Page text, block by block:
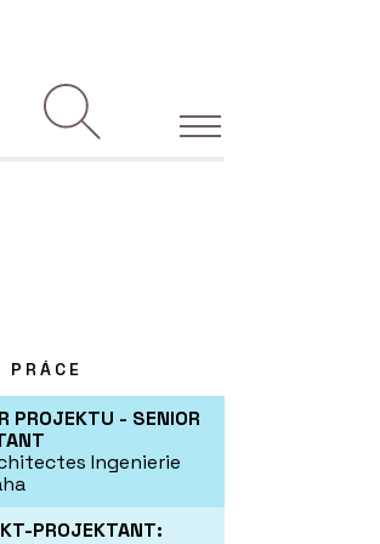
PRÁCE
PROJEKTU - SENIOR
Ingenierie
PROJEKTANT: